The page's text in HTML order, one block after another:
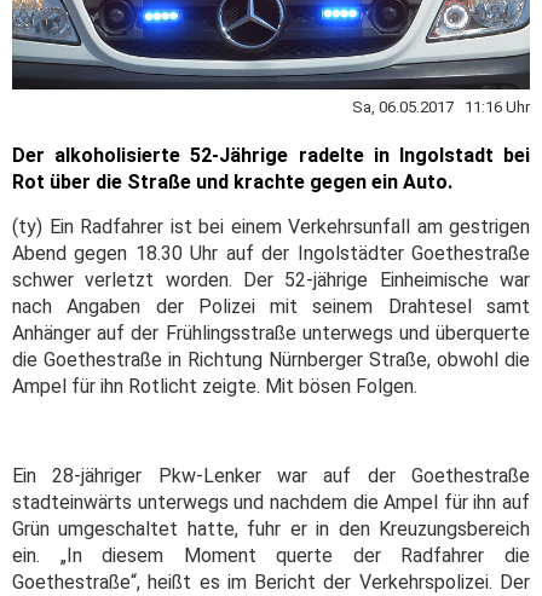
Sa, 06.05.2017 11:16 Uhr
Der alkoholisierte 52-Jährige radelte in Ingolstadt bei
Rot über die Straße und krachte gegen ein Auto.
(ty) Ein Radfahrer ist bei einem Verkehrsunfall am gestrigen
Abend gegen 18.30 Uhr auf der Ingolstädter Goethestraße
schwer verletzt worden. Der 52-jährige Einheimische war
nach Angaben der Polizei mit seinem Drahtesel samt
Anhänger auf der Frühlingsstraße unterwegs und überquerte
die Goethestraße in Richtung Nürnberger Straße, obwohl die
Ampel für ihn Rotlicht zeigte. Mit bösen Folgen.
Ein 28-jähriger Pkw-Lenker war auf der Goethestraße
stadteinwärts unterwegs und nachdem die Ampel für ihn auf
Grün umgeschaltet hatte, fuhr er in den Kreuzungsbereich
ein. „In diesem Moment querte der Radfahrer die
Goethestraße“, heißt es im Bericht der Verkehrspolizei. Der